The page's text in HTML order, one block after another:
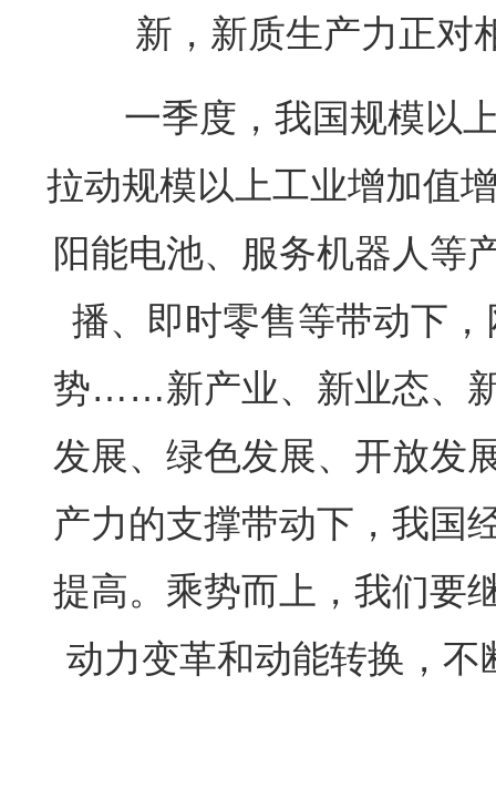
新，新质生产力正对
一季度，我国规模以上
拉动规模以上工业增加值
阳能电池、服务机器人等
播、即时零售等带动下
势……新产业、新业态、
发展、绿色发展、开放发
产力的支撑带动下，我国
提高。乘势而上，我们要
动力变革和动能转换，不